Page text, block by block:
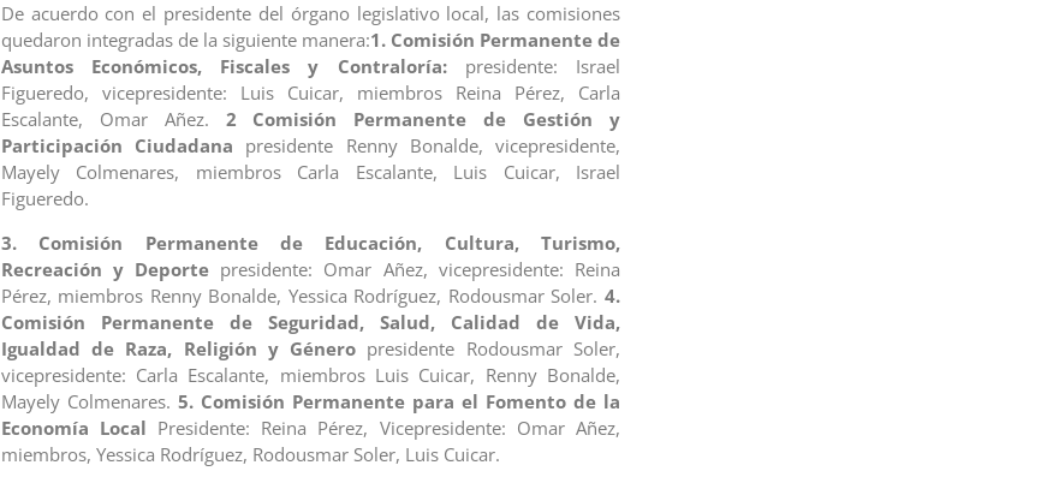
De acuerdo con el presidente del órgano legislativo local, las comisiones
quedaron integradas de la siguiente manera:1. Comisión Permanente de
Asuntos Económicos, Fiscales y Contraloría:presidente: Israel
Figueredo, vicepresidente: Luis Cuicar, miembros Reina Pérez, Carla
Escalante, Omar Añez. 2 Comisión Permanente de Gestión y
Participación Ciudadana presidente Renny Bonalde, vicepresidente,
Mayely Colmenares, miembros Carla Escalante, Luis Cuicar, Israel
Figueredo.
3. Comisión Permanente de Educación, Cultura, Turismo,
Recreación y Deporte presidente: Omar Añez, vicepresidente: Reina
Pérez, miembros Renny Bonalde, Yessica Rodríguez, Rodousmar Soler. 4.
Comisión Permanente de Seguridad, Salud, Calidad de Vida,
Igualdad de Raza, Religión y Género presidente Rodousmar Soler,
vicepresidente: Carla Escalante, miembros Luis Cuicar, Renny Bonalde,
Mayely Colmenares. 5. Comisión Permanente para el Fomento de la
Economía Local Presidente: Reina Pérez, Vicepresidente: Omar Añez,
miembros, Yessica Rodríguez, Rodousmar Soler, Luis Cuicar.